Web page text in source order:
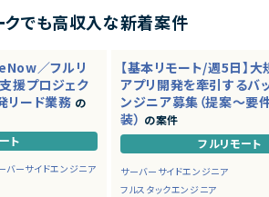
クでも高収入な新着案件
／フルリ
援プロジェク
リード業務 の
ト
バーサイドエンジニア
【基本リモート/週5日】
アプリ開発を牽引するバ
ンジニア募集（提案～要
装） の案件
フルリモート
サーバーサイドエンジニア
フルスタックエンジニア